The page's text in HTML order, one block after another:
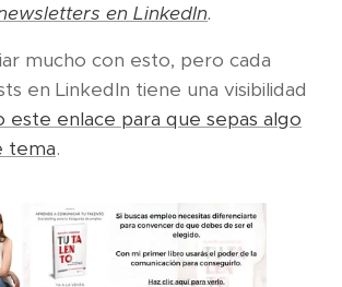
en LinkedIn.
mucho con esto, pero cada
en LinkedIn tiene una visibilidad
este enlace para que sepas algo
tema.